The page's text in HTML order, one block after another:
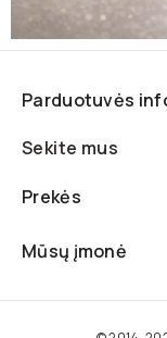
Parduotuvės
Sekite mus
Prekės
Mūsų įmonė